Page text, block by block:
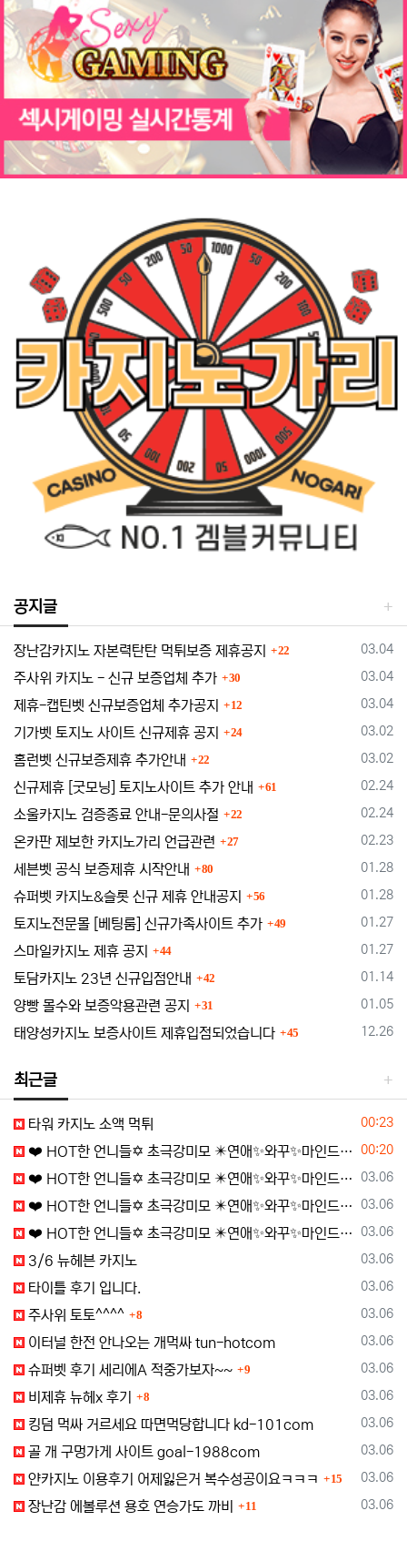
공지글
등록일
03.04
장난감카지노 자본력탄탄 먹튀보증 제휴공지 22
등록일
03.04
주사위 카지노 - 신규 보증업체 추가 30
등록일
03.04
제휴-캡틴벳 신규보증업체 추가공지 12
등록일
03.02
기가벳 토지노 사이트 신규제휴 공지 24
등록일
03.02
홈런벳 신규보증제휴 추가안내 22
등록일
02.24
신규제휴 [굿모닝] 토지노사이트 추가 안내 61
등록일
02.24
소울카지노 검증종료 안내-문의사절 22
등록일
02.23
온카판 제보한 카지노가리 언급관련 27
등록일
01.28
세븐벳 공식 보증제휴 시작안내 80
등록일
01.28
슈퍼벳 카지노&슬롯 신규 제휴 안내공지 56
등록일
01.27
토지노전문몰 [베팅룸] 신규가족사이트 추가 49
등록일
01.27
스마일카지노 제휴 공지 44
등록일
01.14
토담카지노 23년 신규입점안내 42
등록일
01.05
양빵 몰수와 보증악용관련 공지 31
등록일
12.26
태양성카지노 보증사이트 제휴입점되었습니다 45
최근글
등록일
00:23
타워 카지노 소액 먹튀
등록일
00:20
❤️ HOT한 언니들✡️ 초극강미모 ✴️연애✨와꾸✨마인드✴️100%실사✴️✨여대생✨예술적 몸매 ❤️여신들 대기중...
등록일
03.06
❤️ HOT한 언니들✡️ 초극강미모 ✴️연애✨와꾸✨마인드✴️100%실사✴️✨여대생✨예술적 몸매 ❤️여신들 대기중...
등록일
03.06
❤️ HOT한 언니들✡️ 초극강미모 ✴️연애✨와꾸✨마인드✴️100%실사✴️✨여대생✨예술적 몸매 ❤️여신들 대기중...
등록일
03.06
❤️ HOT한 언니들✡️ 초극강미모 ✴️연애✨와꾸✨마인드✴️100%실사✴️✨여대생✨예술적 몸매 ❤️여신들 대기중...
등록일
03.06
3/6 뉴헤븐 카지노
등록일
03.06
타이틀 후기 입니다.
등록일
03.06
주사위 토토^^^^ 8
등록일
03.06
이터널 한전 안나오는 개먹싸 tun-hotcom
등록일
03.06
슈퍼벳 후기 세리에A 적중가보자~~ 9
등록일
03.06
비제휴 뉴헤x 후기 8
등록일
03.06
킹덤 먹싸 거르세요 따면먹당합니다 kd-101com
등록일
03.06
골 개 구멍가게 사이트 goal-1988com
등록일
03.06
얀카지노 이용후기 어제잃은거 복수성공이요ㅋㅋㅋ 15
등록일
03.06
장난감 에볼루션 용호 연승가도 까비 11